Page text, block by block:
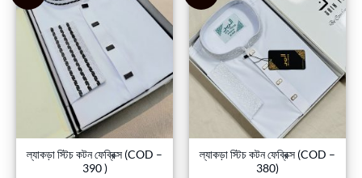
ল্যাকড়া স্টিচ কটন ফেব্রিক্স (COD –
390 )
ল্যাকড়া স্টিচ কটন ফেব্রিক্স (COD –
380)